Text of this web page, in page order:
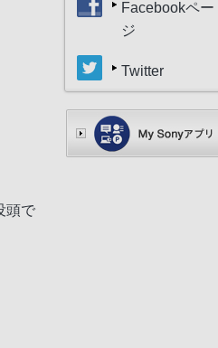
頭で
Facebookペー
ジ
Twitter